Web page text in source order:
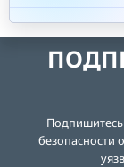
безопасности